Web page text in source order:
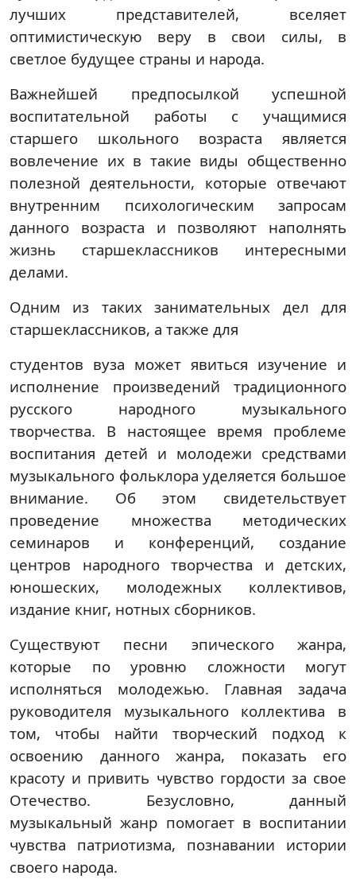
лучших представителей, вселяет
оптимистическую веру в свои силы, в
светлое будущее страны и народа.
Важнейшей предпосылкой успешной
воспитательной работы с учащимися
старшего школьного возраста является
вовлечение их в такие виды общественно
полезной деятельности, которые отвечают
внутренним психологическим запросам
данного возраста и позволяют наполнять
жизнь старшеклассников интересными
делами.
Одним из таких занимательных дел для
старшеклассников, а также для
студентов вуза может явиться изучение и
исполнение произведений традиционного
русского народного музыкального
творчества. В настоящее время проблеме
воспитания детей и молодежи средствами
музыкального фольклора уделяется большое
внимание. Об этом свидетельствует
проведение множества методических
семинаров и конференций, создание
центров народного творчества и детских,
юношеских, молодежных коллективов,
издание книг, нотных сборников.
Существуют песни эпического жанра,
которые по уровню сложности могут
исполняться молодежью. Главная задача
руководителя музыкального коллектива в
том, чтобы найти творческий подход к
освоению данного жанра, показать его
красоту и привить чувство гордости за свое
Отечество. Безусловно, данный
музыкальный жанр помогает в воспитании
чувства патриотизма, познавании истории
своего народа.